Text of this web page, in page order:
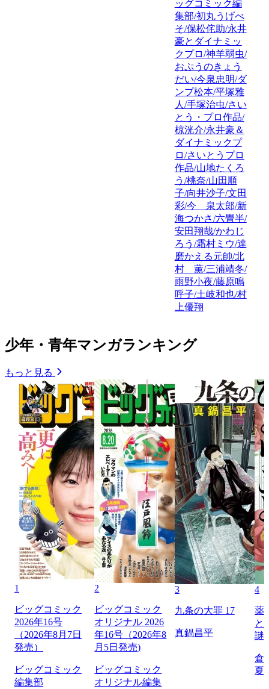
ッグコミック編
集部/初丸うげべ
そ/保松侘助/永井
豪とダイナミッ
クプロ/神羊弱虫/
おぷうのきょう
だい/今泉忠明/ダ
ンプ松本/平塚雅
人/手塚治虫/さい
とう・プロ作品/
椋洸介/永井豪＆
ダイナミックプ
ロ/さいとうプロ
作品/山地たくろ
う/桃奈/山田順
子/向井沙子/文田
彩/今 泉太郎/新
海つかさ/六畳半/
安田翔哉/かわじ
ろう/霜村ミウ/達
磨かえる元帥/北
村 薫/三浦靖冬/
雨野小夜/藤原鳴
呼子/土岐和也/村
上優翔
少年・青年マンガランキング
もっと見る
1
ビッグコミック
2026年16号
（2026年8月7日
発売）
ビッグコミック
編集部
2
ビッグコミック
オリジナル 2026
年16号（2026年8
月5日発売)
ビッグコミック
オリジナル編集
3
九条の大罪 17
真鍋昌平
4
薬
と
謎
倉
夏